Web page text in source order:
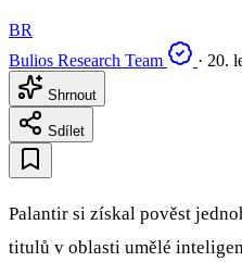
BR
Bulios Research Team
· 20.
Shrnout
Sdílet
Palantir si získal pověst
titulů v oblasti umělé